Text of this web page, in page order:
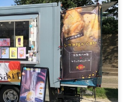
ハイ、ソフトドリンク、
ロッケ）チーズハット
ト、フライドポテト、ダ
き（泉州岸和田名物）ダ
フトドリンク、ダージー
ーズドック、ダージーパ
ロッケ、フランクフル
ル、ポテトチーズハット